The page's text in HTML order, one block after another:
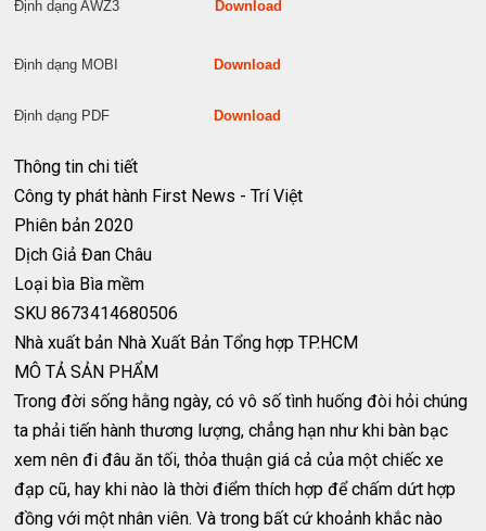
Định dạng AWZ3 Download
Định dạng MOBI Download
Định dạng PDF Download
Thông tin chi tiết
Công ty phát hành First News - Trí Việt
Phiên bản 2020
Dịch Giả Đan Châu
Loại bìa Bìa mềm
SKU 8673414680506
Nhà xuất bản Nhà Xuất Bản Tổng hợp TP.HCM
MÔ TẢ SẢN PHẨM
Trong đời sống hằng ngày, có vô số tình huống đòi hỏi chúng
ta phải tiến hành thương lượng, chẳng hạn như khi bàn bạc
xem nên đi đâu ăn tối, thỏa thuận giá cả của một chiếc xe
đạp cũ, hay khi nào là thời điểm thích hợp để chấm dứt hợp
đồng với một nhân viên. Và trong bất cứ khoảnh khắc nào